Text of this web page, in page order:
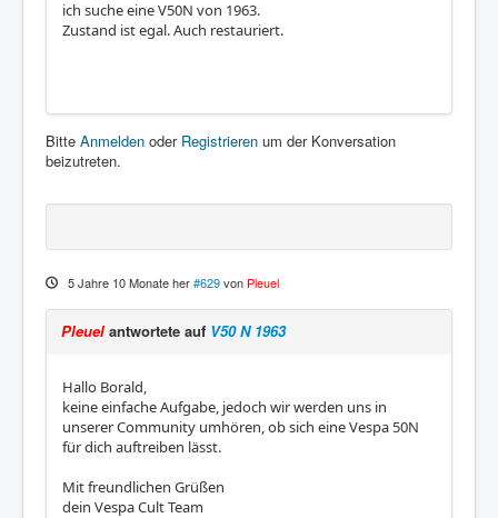
ich suche eine V50N von 1963.
Zustand ist egal. Auch restauriert.
Bitte Anmelden oder Registrieren um der Konversation
beizutreten.
5 Jahre 10 Monate her #629 von Pleuel
Pleuel antwortete auf V50 N 1963
Hallo Borald,
keine einfache Aufgabe, jedoch wir werden uns in
unserer Community umhören, ob sich eine Vespa 50N
für dich auftreiben lässt.
Mit freundlichen Grüßen
dein Vespa Cult Team